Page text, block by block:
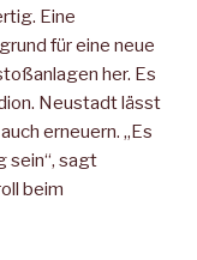
Eine
für eine neue
her. Es
Neustadt lässt
erneuern. „Es
sein“, sagt
beim